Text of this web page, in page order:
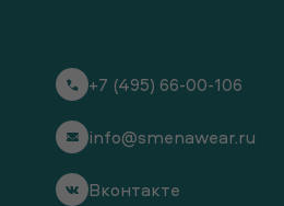
+7 (495) 66-00-106
info@smenawear.ru
Вконтакте